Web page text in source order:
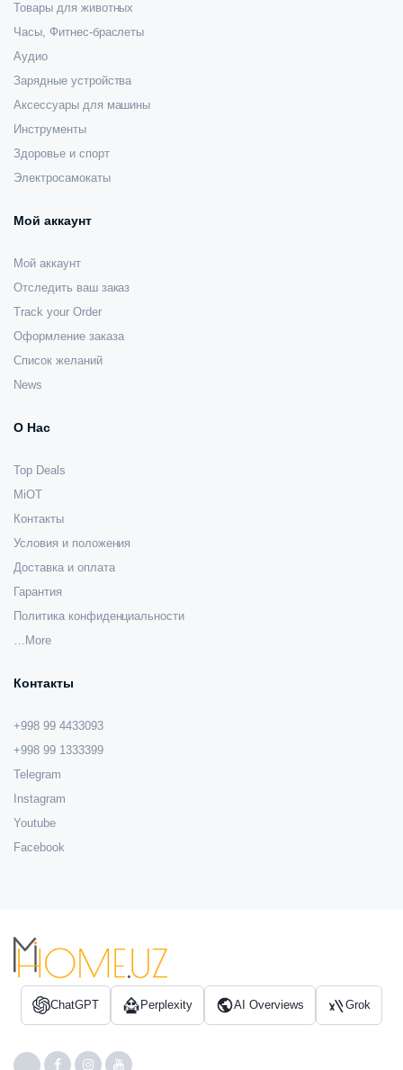
Товары для животных
Часы, Фитнес-браслеты
Аудио
Зарядные устройства
Аксессуары для машины
Инструменты
Здоровье и спорт
Электросамокаты
Мой аккаунт
Мой аккаунт
Отследить ваш заказ
Track your Order
Оформление заказа
Список желаний
News
О Нас
Top Deals
MiOT
Контакты
Условия и положения
Доставка и оплата
Гарантия
Политика конфиденциальности
…More
Контакты
+998 99 4433093
+998 99 1333399
Telegram
Instagram
Youtube
Facebook
ChatGPT Perplexity AI Overviews Grok